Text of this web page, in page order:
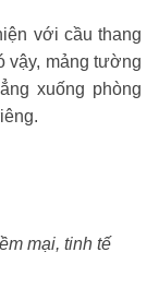
với cầu thang
vậy, mảng tường
xuống phòng
mại, tinh tế